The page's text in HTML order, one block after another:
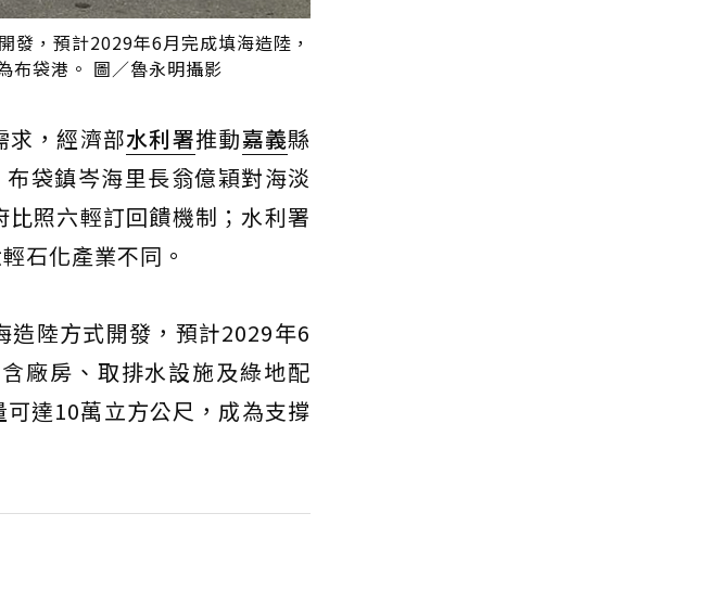
發，預計2029年6月完成填海造陸，
布袋港。 圖／魯永明攝影
求，經濟部水利署推動嘉義縣
布袋鎮岑海里長翁億穎對海淡
照六輕訂回饋機制；水利署
石化產業不同。
陸方式開發，預計2029年6
廠房、取排水設施及綠地配
達10萬立方公尺，成為支撐